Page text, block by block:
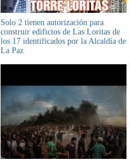
Solo 2 tienen autorización para
construir edificios de Las Loritas de
los 17 identificados por la Alcaldía de
La Paz